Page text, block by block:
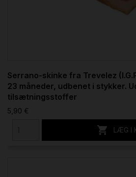
Serrano-skinke fra Trevelez
23 måneder, udbenet i stykker.
tilsætningsstoffer
5,90 €
 LÆG I